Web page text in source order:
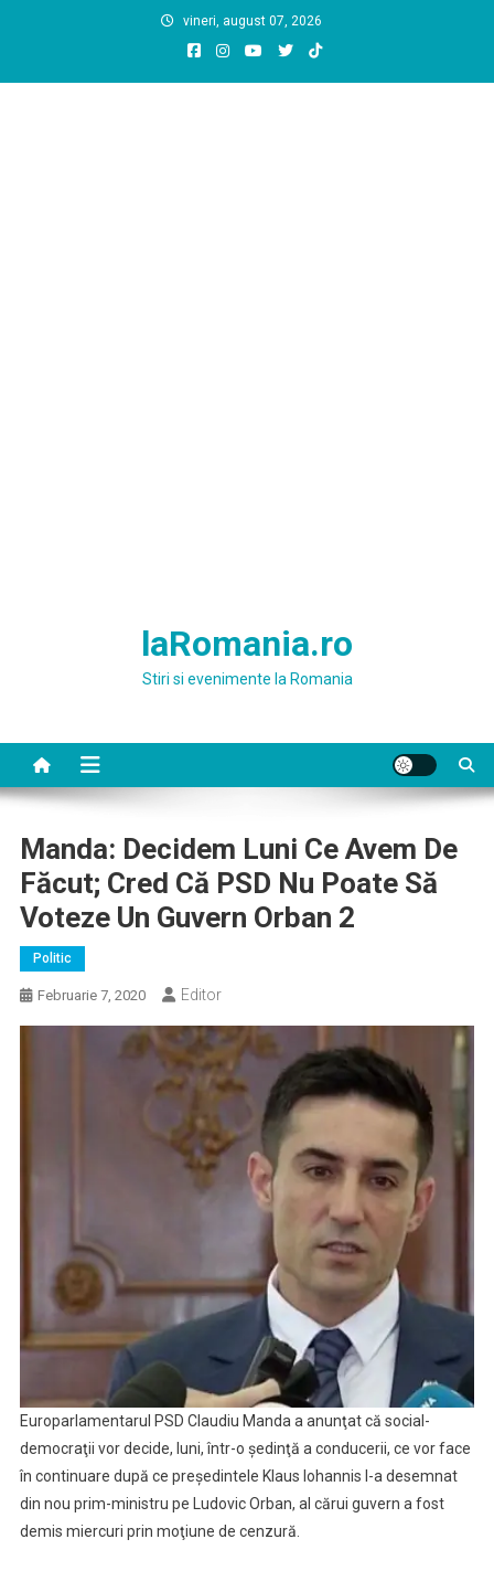
vineri, august 07, 2026
laRomania.ro
Stiri si evenimente la Romania
Manda: Decidem Luni Ce Avem De
Făcut; Cred Că PSD Nu Poate Să
Voteze Un Guvern Orban 2
Politic
Februarie 7, 2020 Editor
Europarlamentarul PSD Claudiu Manda a anunţat că social-
democraţii vor decide, luni, într-o şedinţă a conducerii, ce vor face
în continuare după ce preşedintele Klaus Iohannis l-a desemnat
din nou prim-ministru pe Ludovic Orban, al cărui guvern a fost
demis miercuri prin moţiune de cenzură.